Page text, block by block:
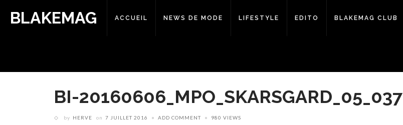
BLAKEMAG ACCUEIL NEWS DE MODE LIFESTYLE EDITO BLAKEMAG CLUB
BI-20160606_MPO_SKARSGARD_05_037
by HERVE on 7 JUILLET 2016 ADD COMMENT 980 VIEWS